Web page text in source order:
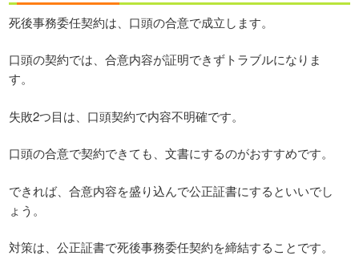
死後事務委任契約は、口頭の合意で成立します。
口頭の契約では、合意内容が証明できずトラブルになりま
す。
失敗2つ目は、口頭契約で内容不明確です。
口頭の合意で契約できても、文書にするのがおすすめです。
できれば、合意内容を盛り込んで公正証書にするといいでし
ょう。
対策は、公正証書で死後事務委任契約を締結することです。